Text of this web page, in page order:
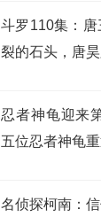
斗罗110集：
裂的石头，唐
忍者神龟迎来
五位忍者神龟
名侦探柯南：